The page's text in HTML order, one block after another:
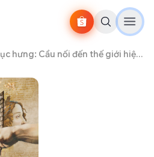
Thời Phục hưng: Cầu nối đến thế giới hiện đại